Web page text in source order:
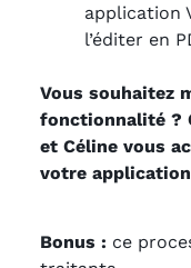
application
l’éditer en
Vous souhaitez
fonctionnalité ?
et Céline vous
votre
Bonus : ce